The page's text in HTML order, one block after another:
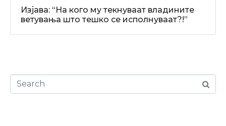
Изјава: “На кого му текнуваат владините
ветувања што тешко се исполнуваат?!”